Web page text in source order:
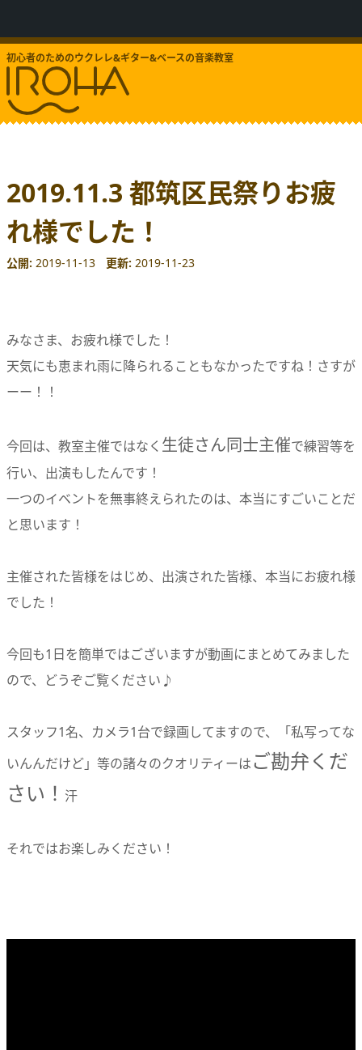
初心者のためのウクレレ&ギター&ベースの音楽教室
2019.11.3 都筑区民祭りお疲
れ様でした！
公開 2019-11-13 更新 2019-11-23
みなさま、お疲れ様でした！
天気にも恵まれ雨に降られることもなかったですね！さすが
ーー！！
今回は、教室主催ではなく 生徒さん同士主催で練習等を
行い、出演もしたんです！
一つのイベントを無事終えられたのは、本当にすごいことだ
と思います！
主催された皆様をはじめ、出演された皆様、本当にお疲れ様
でした！
今回も1日を簡単ではございますが動画にまとめてみました
ので、どうぞご覧ください♪
スタッフ1名、カメラ1台で録画してますので、「私写ってな
いんんだけど」等の諸々のクオリティーはご勘弁くだ
さい！ 汗
それではお楽しみください！